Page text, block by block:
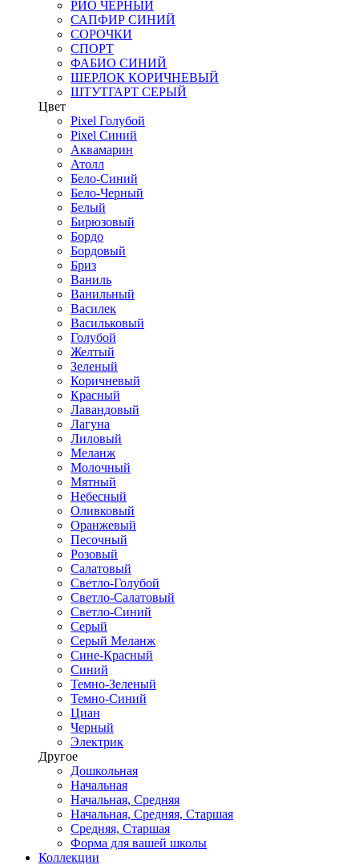
РИО ЧЕРНЫЙ
САПФИР СИНИЙ
СОРОЧКИ
СПОРТ
ФАБИО СИНИЙ
ШЕРЛОК КОРИЧНЕВЫЙ
ШТУТГАРТ СЕРЫЙ
Цвет
Pixel Голубой
Pixel Синий
Аквамарин
Атолл
Бело-Синий
Бело-Черный
Белый
Бирюзовый
Бордо
Бордовый
Бриз
Ваниль
Ванильный
Василек
Васильковый
Голубой
Желтый
Зеленый
Коричневый
Красный
Лавандовый
Лагуна
Лиловый
Меланж
Молочный
Мятный
Небесный
Оливковый
Оранжевый
Песочный
Розовый
Салатовый
Светло-Голубой
Светло-Салатовый
Светло-Синий
Серый
Серый Меланж
Сине-Красный
Синий
Темно-Зеленый
Темно-Синий
Циан
Черный
Электрик
Другое
Дошкольная
Начальная
Начальная, Средняя
Начальная, Средняя, Старшая
Средняя, Старшая
Форма для вашей школы
Коллекции